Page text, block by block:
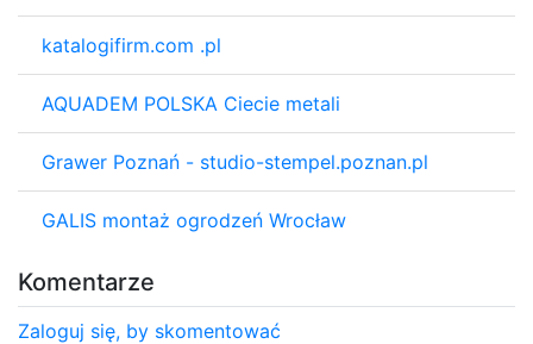
katalogifirm.com .pl
AQUADEM POLSKA Ciecie metali
Grawer Poznań - studio-stempel.poznan.pl
GALIS montaż ogrodzeń Wrocław
Komentarze
Zaloguj się, by skomentować